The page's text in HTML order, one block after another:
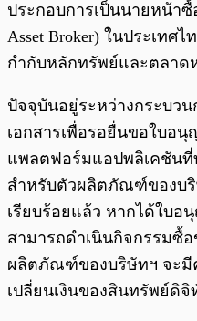
ประกอบการเป็นนายหน้า
Asset Broker) ในประเท
กำกับหลักทรัพย์และตลา
ปัจจุบันอยู่ระหว่างกระบว
เอกสารเพื่อรอยื่นขอใบอ
แพลตฟอร์มแอปพลิเคชันที่
สำหรับตัวผลิตภัณฑ์ของบ
เรียบร้อยแล้ว หากได้ใบอ
สามารถดำเนินกิจกรรม
ผลิตภัณฑ์ของบริษัทฯ จะมี
เปลี่ยนเงินของสินทรัพย์ดิจิ